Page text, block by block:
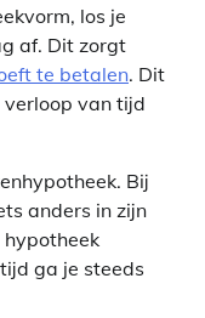
los je
af. Dit zorgt
te betalen. Dit
van tijd
Bij
anders in zijn
ga je steeds